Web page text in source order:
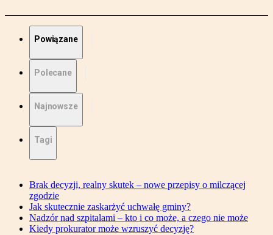
Powiązane
Polecane
Najnowsze
Tagi
Brak decyzji, realny skutek – nowe przepisy o milczącej
zgodzie
Jak skutecznie zaskarżyć uchwałę gminy?
Nadzór nad szpitalami – kto i co może, a czego nie może
Kiedy prokurator może wzruszyć decyzję?